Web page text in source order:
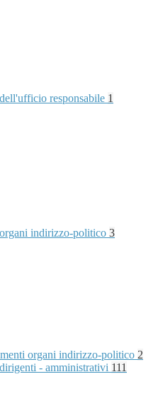
responsabile 1
indirizzo-politico 3
organi indirizzo-politico 2
- amministrativi 111